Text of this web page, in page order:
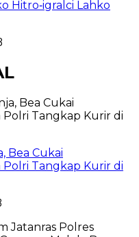
Hitro‑igralci Lahko
Bea Cukai
Tangkap Kurir di